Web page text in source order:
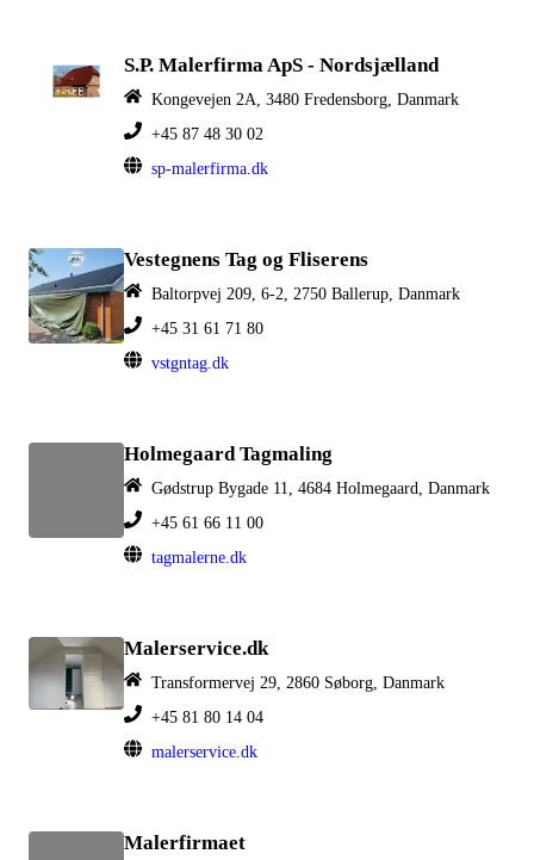
S.P. Malerfirma ApS - Nordsjælland
Kongevejen 2A, 3480 Fredensborg, Danmark
+45 87 48 30 02
sp-malerfirma.dk
Vestegnens Tag og Fliserens
Baltorpvej 209, 6-2, 2750 Ballerup, Danmark
+45 31 61 71 80
vstgntag.dk
Holmegaard Tagmaling
Gødstrup Bygade 11, 4684 Holmegaard, Danmark
+45 61 66 11 00
tagmalerne.dk
Malerservice.dk
Transformervej 29, 2860 Søborg, Danmark
+45 81 80 14 04
malerservice.dk
Malerfirmaet